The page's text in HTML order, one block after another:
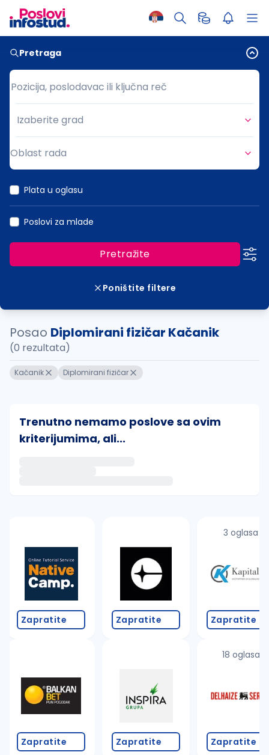
Pretraga
Pozicija, poslodavac ili ključna reč
Pozicija, poslodavac ili ključna reč
Grad
Izaberite grad
Oblast rada
Plata u oglasu
Poslovi za mlade
Pretražite
Poništite filtere
Posao Diplomirani fizičar Kačanik
(0 rezultata)
Kačanik Diplomirani fizičar
Trenutno nemamo poslove sa ovim
kriterijumima, ali...
Takođe možete da:
proverite pravopisne greške (koristite č, ć, š, đ,
povećajte radijus za odabrani grad
promenite odabrane filtere pretrage
Zapratite
Zapratite
Zapratite
Zapratite
3 oglasa
Zapratite
18 oglasa
Zapratite